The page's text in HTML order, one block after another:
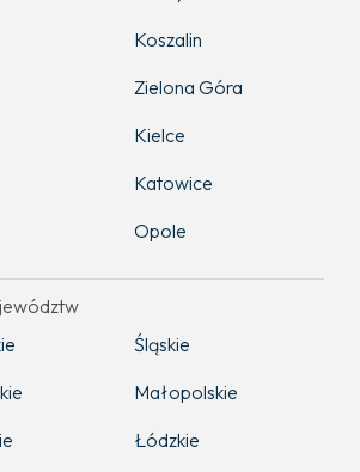
Koszalin
Zielona Góra
Kielce
Katowice
Opole
Śląskie
Małopolskie
Łódzkie